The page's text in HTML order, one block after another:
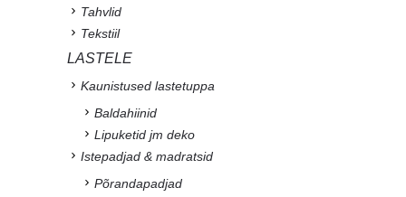
Tahvlid
Tekstiil
LASTELE
Kaunistused lastetuppa
Baldahiinid
Lipuketid jm deko
Istepadjad & madratsid
Põrandapadjad